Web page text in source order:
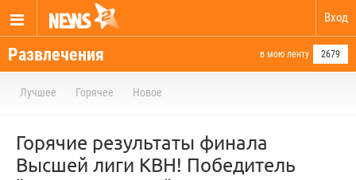
Вход
Развлечения в мою ленту 2679
Лучшее Горячее Новое
Горячие результаты финала
Высшей лиги КВН! Победитель